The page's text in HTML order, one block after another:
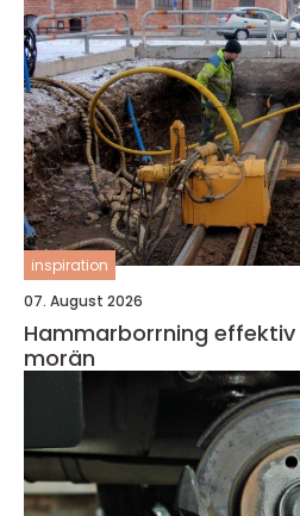
inspiration
07. August 2026
Hammarborrning effektiv borrning i berg och
morän